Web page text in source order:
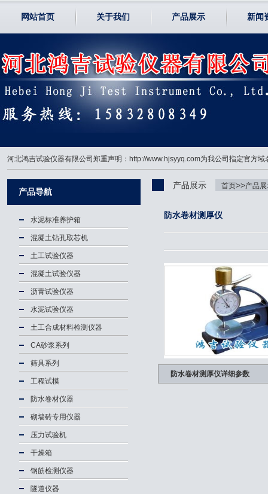
网站首页 关于我们 产品展示 新闻
河北鸿吉试验仪器有限公司郑重声明：http://www.hjsyyq.com为我公司指定官方
产品导航
水泥标准养护箱
混凝土钻孔取芯机
土工试验仪器
混凝土试验仪器
沥青试验仪器
水泥试验仪器
土工合成材料检测仪器
CA砂浆系列
筛具系列
工程试模
防水卷材仪器
砌墙砖专用仪器
压力试验机
干燥箱
钢筋检测仪器
隧道仪器
产品展示 首页>>产品展
防水卷材测厚仪
防水卷材测厚仪详细参数